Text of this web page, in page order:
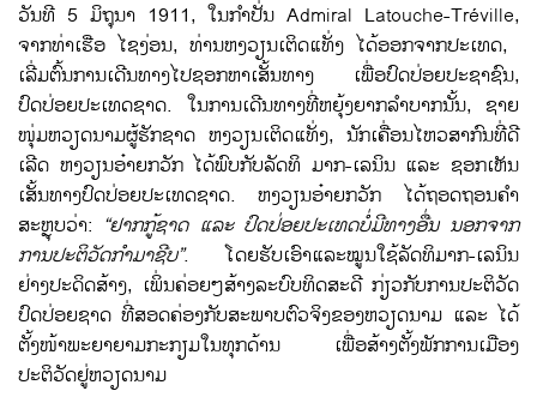
ວັນ​ທີ 5 ມິຖຸນາ 1911, ​ໃນ​ກຳ​ປັ່ນ Admiral Latouche-Tréville,
ຈາກ​ທ່າ​ເຮືອ ​ໄຊ​ງ່ອນ, ທ່ານ​ຫງວຽນ​ເຕິດ​ແທັ່ງ ​ໄດ້​ອອກ​ຈາກ​ປະ​ເທດ​, ​
ເລີ່​ມຕົ້ນ​ການເດີນທາງ​ໄປຊອກ​ຫາ​ເສັ້ນທາງ ​ເພື່ອ​ປົດ​ປ່ອຍ​ປະຊາຊົນ,
ປົດ​ປ່ອຍປະ​ເທດ​ຊາດ. ​ໃນ​ການ​ເດີນທາງ​ທີ່​ຫຍຸ້ງຍາກລຳບາກ​ນັ້ນ, ຊາຍ​
ໜຸ່ມ​ຫວຽດນາມ​ຜູ້​ຮັກ​ຊາດ ຫງວຽນ​ເຕິ​ດ​ແທັ່ງ, ນັກ​ເຄື່ອນ​ໄຫວ​ສາກົນ​ທີ່​ດີ​
ເລີດ ຫງວຽນ​ອ໋າຍກວັກ ​ໄດ້​ພົບ​ກັບ​ລັດທິ ມາກ-​ເລ​ນິນ ​ແລະ​ ຊອກ​ເຫັນ​
ເສັ້ນທາງ​ປົດ​ປ່ອຍປະ​ເທດ​ຊາດ. ​ຫງວຽນ​ອ໋າຍກວັກ ​ໄດ້​ຖອດ​ຖອນ​ຄຳ​
ສະຫຼຸບວ່າ: “ຢາກ​ກູ້​ຊາດ ​ແລະ ປົດ​ປ່ອຍປະ​ເທດບໍ່​ມີ​ທາງ​ອື່ນ ນອກຈາກ​
ການ​ປະຕິວັດ​ກຳມາ​ຊີບ”. ​ໂດຍຮັບ​ເອົາ​ແລະໝູນ​ໃຊ້​ລັດທິ​ມາກ-​ເລ​ນິນ​
ຢ່າງ​ປະດິດ​ສ້າງ, ​ເພິ່ນ​ຄ່ອຍໆ​ສ້າງ​ລະບົບ​ທິດ​ສະ​ດີ​ ກ່ຽວ​ກັບ​ການ​ປະຕິວັດ​
ປົດ​ປ່ອຍ​ຊາດ ທີ່​ສອດຄ່ອງ​ກັບ​ສະພາບ​ຕົວ​ຈິງ​ຂອງ​ຫວຽດນາມ ​ແລະ ​ໄດ້​
ຕັ້ງໜ້າ​ພະຍາຍາມ​ກະກຽມ​ໃນ​ທຸກ​ດ້ານ ​ເພື່ອ​ສ້າງ​ຕັ້ງ​ພັກ​ການ​ເມືອງ​
ປະຕິວັດ​ຢູ່​ຫວຽດນາມ